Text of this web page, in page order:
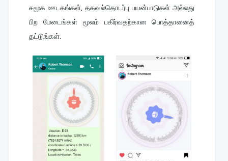
சமூக ஊடகங்கள், தகவல்தொடர்பு பயன்பாடுகள் அல்லது
பிற மேடைங்கள் மூலம் பகிர்வதற்கான பொத்தானைத்
தட்டுங்கள்.